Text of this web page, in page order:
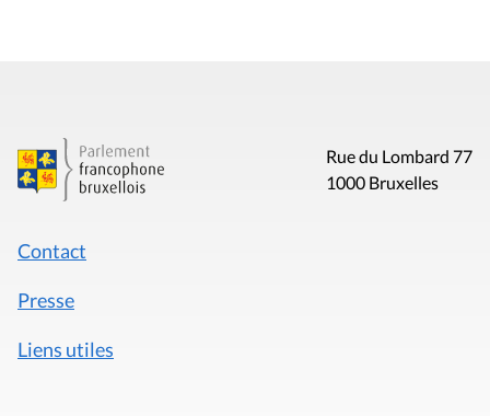
Rue du Lombard 77
1000 Bruxelles
Contact
Presse
Liens utiles